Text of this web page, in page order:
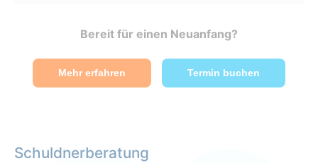
Bereit für einen Neuanfang?
Mehr erfahren Termin buchen
Schuldnerberatung